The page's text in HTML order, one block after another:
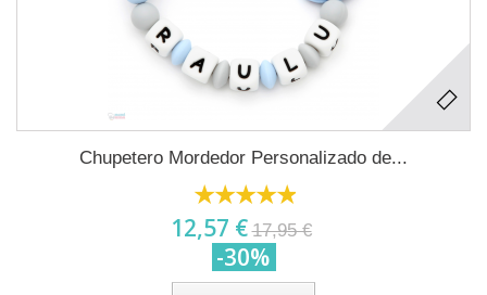
Chupetero Mordedor Personalizado de...
12,57 € 17,95 €
-30%